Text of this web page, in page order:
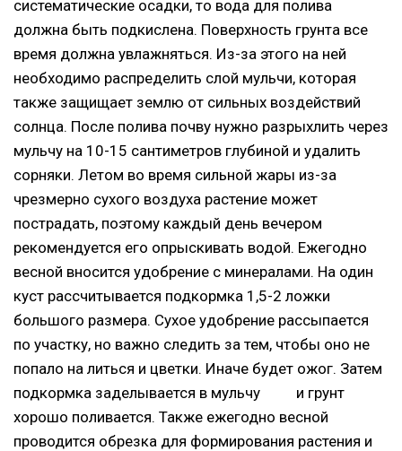
систематические осадки, то вода для полива
должна быть подкислена. Поверхность грунта все
время должна увлажняться. Из-за этого на ней
необходимо распределить слой мульчи, которая
также защищает землю от сильных воздействий
солнца. После полива почву нужно разрыхлить через
мульчу на 10-15 сантиметров глубиной и удалить
сорняки. Летом во время сильной жары из-за
чрезмерно сухого воздуха растение может
пострадать, поэтому каждый день вечером
рекомендуется его опрыскивать водой. Ежегодно
весной вносится удобрение с минералами. На один
куст рассчитывается подкормка 1,5-2 ложки
большого размера. Сухое удобрение рассыпается
по участку, но важно следить за тем, чтобы оно не
попало на литься и цветки. Иначе будет ожог. Затем
подкормка заделывается в мульчу и грунт
хорошо поливается. Также ежегодно весной
проводится обрезка для формирования растения и